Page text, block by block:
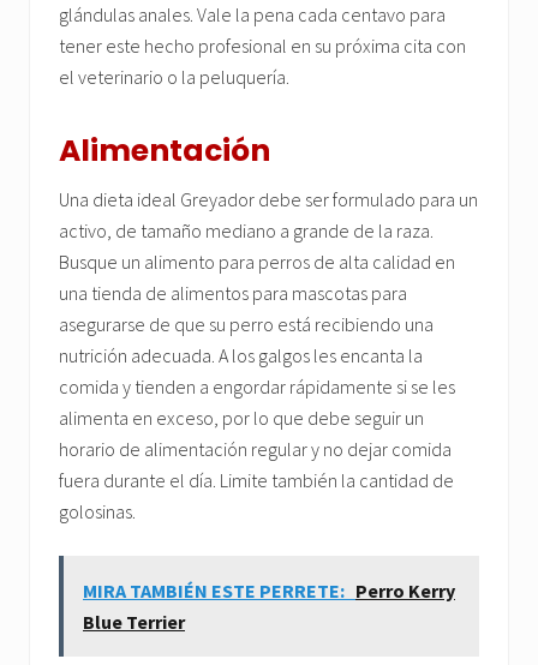
glándulas anales. Vale la pena cada centavo para
tener este hecho profesional en su próxima cita con
el veterinario o la peluquería.
Alimentación
Una dieta ideal Greyador debe ser formulado para un
activo, de tamaño mediano a grande de la raza.
Busque un alimento para perros de alta calidad en
una tienda de alimentos para mascotas para
asegurarse de que su perro está recibiendo una
nutrición adecuada. A los galgos les encanta la
comida y tienden a engordar rápidamente si se les
alimenta en exceso, por lo que debe seguir un
horario de alimentación regular y no dejar comida
fuera durante el día. Limite también la cantidad de
golosinas.
MIRA TAMBIÉN ESTE PERRETE: Perro Kerry
Blue Terrier